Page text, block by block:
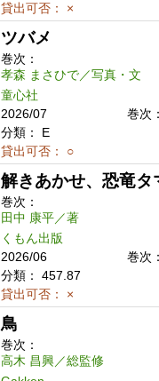
貸出可否：
×
ツバメ
巻次：
孝森 まさひで／写真・文
童心社
2026/07
巻次：
分類：
E
貸出可否：
○
解きあかせ、恐竜タ
巻次：
田中 康平／著
くもん出版
2026/06
巻次：
分類：
457.87
貸出可否：
×
鳥
巻次：
高木 昌興／総監修